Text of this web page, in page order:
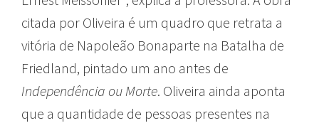
citada por Oliveira é um quadro que retrata a
vitória de Napoleão Bonaparte na Batalha de
Friedland, pintado um ano antes de
Independência ou Morte. Oliveira ainda aponta
que a quantidade de pessoas presentes na